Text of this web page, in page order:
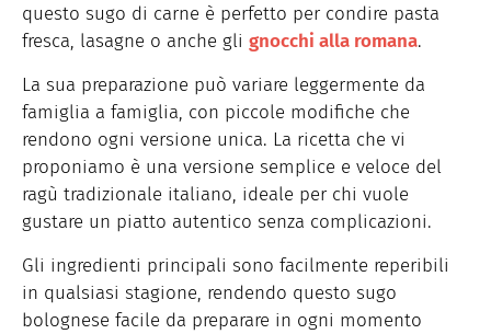
questo sugo di carne è perfetto per condire pasta
fresca, lasagne o anche gli gnocchi alla romana.
La sua preparazione può variare leggermente da
famiglia a famiglia, con piccole modifiche che
rendono ogni versione unica. La ricetta che vi
proponiamo è una versione semplice e veloce del
ragù tradizionale italiano, ideale per chi vuole
gustare un piatto autentico senza complicazioni.
Gli ingredienti principali sono facilmente reperibili
in qualsiasi stagione, rendendo questo sugo
bolognese facile da preparare in ogni momento